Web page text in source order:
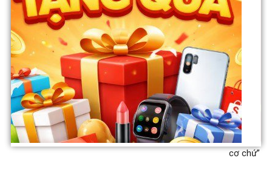
Previous article
Đàm Vĩnh Hưng xuất hiện
giữa ồn ào, vẻ mặt có vẻ
hạnh phúc, quẩy cực sung ăn
mừng chiến thắng
Next article
Danh ca Hương Lan bật khóc:
‘Hoài Linh ăn kh:ổ, cao lương
mỹ vị không chịu ăn đâu, cậu
ấy tiết kiệm vì người ngh:èo, ở
đâu ra nghệ sỹ vì dân thế này
cơ chứ”